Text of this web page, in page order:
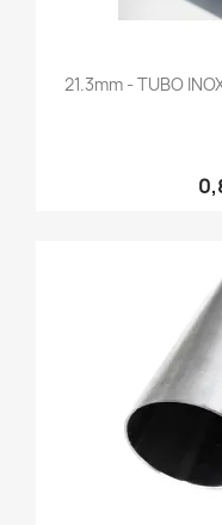
21.3mm - TUBO